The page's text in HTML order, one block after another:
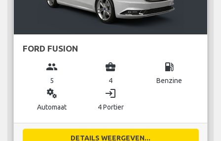
FORD FUSION
group
5
business_center
4
local_gas_station
Benzine
miscellaneous_services
Automaat
login
4 Portier
DETAILS WEERGEVEN...